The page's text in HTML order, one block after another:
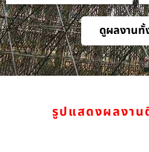
ดูผลงานทั้
รูปแสดงผลงาน